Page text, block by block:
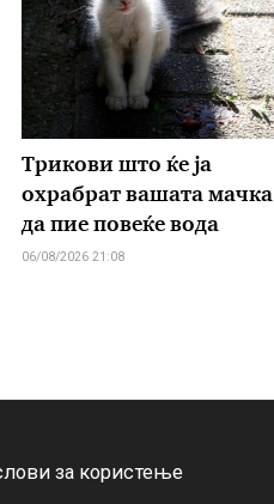
Трикови што ќе ја
охрабрат вашата мачка
да пие повеќе вода
06/08/2026 21:08
за користење